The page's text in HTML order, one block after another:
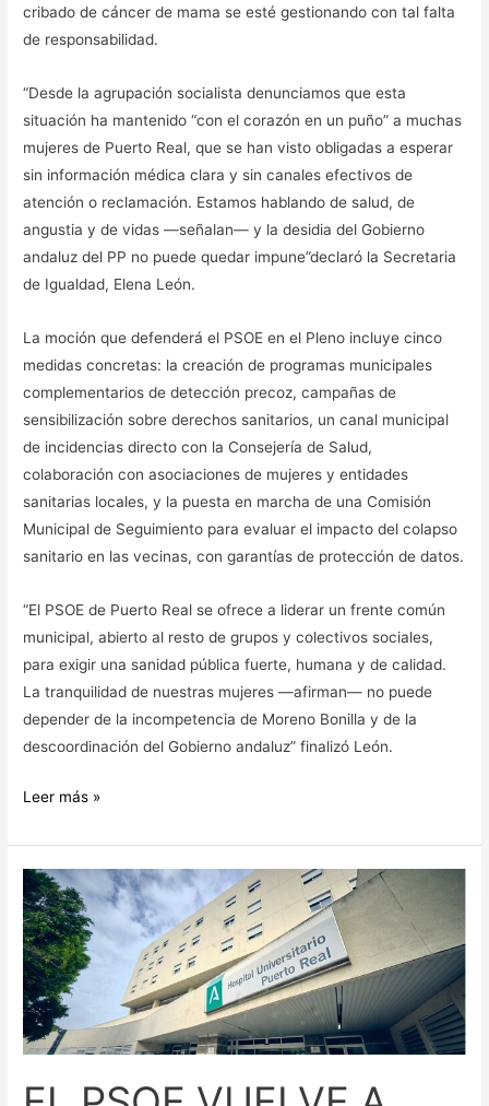
cribado de cáncer de mama se esté gestionando con tal falta
de responsabilidad.
“Desde la agrupación socialista denunciamos que esta
situación ha mantenido “con el corazón en un puño” a muchas
mujeres de Puerto Real, que se han visto obligadas a esperar
sin información médica clara y sin canales efectivos de
atención o reclamación. Estamos hablando de salud, de
angustia y de vidas —señalan— y la desidia del Gobierno
andaluz del PP no puede quedar impune”declaró la Secretaria
de Igualdad, Elena León.
La moción que defenderá el PSOE en el Pleno incluye cinco
medidas concretas: la creación de programas municipales
complementarios de detección precoz, campañas de
sensibilización sobre derechos sanitarios, un canal municipal
de incidencias directo con la Consejería de Salud,
colaboración con asociaciones de mujeres y entidades
sanitarias locales, y la puesta en marcha de una Comisión
Municipal de Seguimiento para evaluar el impacto del colapso
sanitario en las vecinas, con garantías de protección de datos.
“El PSOE de Puerto Real se ofrece a liderar un frente común
municipal, abierto al resto de grupos y colectivos sociales,
para exigir una sanidad pública fuerte, humana y de calidad.
La tranquilidad de nuestras mujeres —afirman— no puede
depender de la incompetencia de Moreno Bonilla y de la
descoordinación del Gobierno andaluz” finalizó León.
Leer más »
EL
PSOE
VUELVE
A
DENUNCIAR
EL
ESTADO
EL